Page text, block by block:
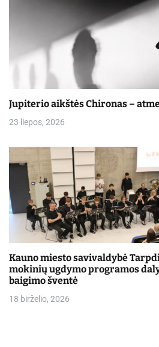
Jupiterio aikštės Chironas –
23 liepos, 2026
Kauno miesto savivaldybė
mokinių ugdymo programos
baigimo šventė
18 birželio, 2026